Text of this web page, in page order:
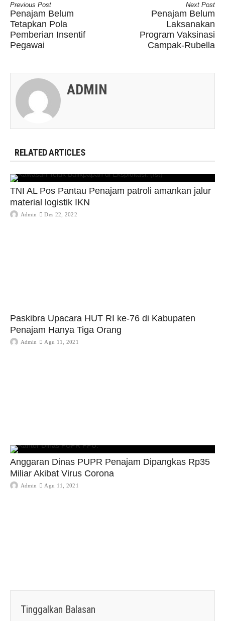
Previous Post
Penajam Belum
Tetapkan Pola
Pemberian Insentif
Pegawai
Next Post
Penajam Belum
Laksanakan
Program Vaksinasi
Campak-Rubella
ADMIN
RELATED ARTICLES
TNI AL Pos Pantau Penajam patroli amankan jalur
material logistik IKN
Admin Des 22, 2022
Paskibra Upacara HUT RI ke-76 di Kabupaten
Penajam Hanya Tiga Orang
Admin Agu 11, 2021
Anggaran Dinas PUPR Penajam Dipangkas Rp35
Miliar Akibat Virus Corona
Admin Agu 11, 2021
Tinggalkan Balasan